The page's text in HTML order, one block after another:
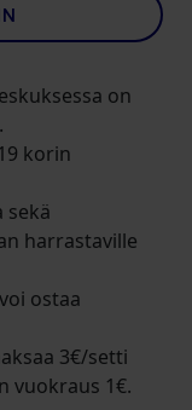
on
korin
sekä
harrastaville
ostaa
3€/setti
vuokraus 1€.